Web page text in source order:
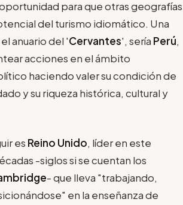
para que otras geografías
del turismo idiomático. Una
anuario del 'Cervantes', sería Perú,
acciones en el ámbito
haciendo valer su condición de
y su riqueza histórica, cultural y
es Reino Unido, líder en este
-siglos si se cuentan los
- que lleva "trabajando,
en la enseñanza de